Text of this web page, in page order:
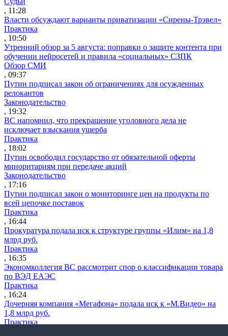
, 11:28
Власти обсуждают варианты приватизации «Сирены-Трэвел»
Практика
, 10:50
Утренний обзор за 5 августа: поправки о защите контента при
обучении нейросетей и правила «социальных» СЗПК
Обзор СМИ
, 09:37
Путин подписал закон об ограничениях для осужденных
релокантов
Законодательство
, 19:32
ВС напомнил, что прекращение уголовного дела не
исключает взыскания ущерба
Практика
, 18:02
Путин освободил государство от обязательной оферты
миноритариям при передаче акций
Законодательство
, 17:16
Путин подписал закон о мониторинге цен на продукты по
всей цепочке поставок
Практика
, 16:44
Прокуратура подала иск к структуре группы «Илим» на 1,8
млрд руб.
Практика
, 16:35
Экономколлегия ВС рассмотрит спор о классификации товара
по ВЭД ЕАЭС
Практика
, 16:24
Дочерняя компания «Мегафона» подала иск к «М.Видео» на
1,8 млрд руб.
Практика